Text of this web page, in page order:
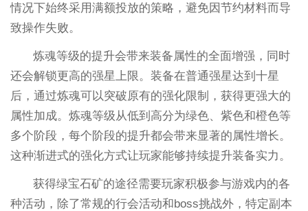
情况下始终采用满额投放的策略，避免因节约材料而导
致操作失败。
炼魂等级的提升会带来装备属性的全面增强，同时
还会解锁更高的强星上限。装备在普通强星达到十星
后，通过炼魂可以突破原有的强化限制，获得更强大的
属性加成。炼魂等级从低到高分为绿色、紫色和橙色等
多个阶段，每个阶段的提升都会带来显著的属性增长。
这种渐进式的强化方式让玩家能够持续提升装备实力。
获得绿宝石矿的途径需要玩家积极参与游戏内的各
种活动，除了常规的行会活动和boss挑战外，特定副本